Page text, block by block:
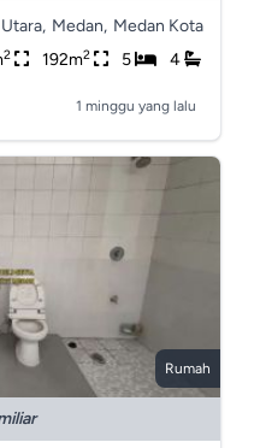
Medan, Medan Kota
2 192m2 5 4
1 minggu yang lalu
Rumah